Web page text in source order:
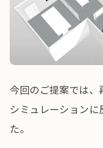
今回のご提案では
シミュレーション
た。